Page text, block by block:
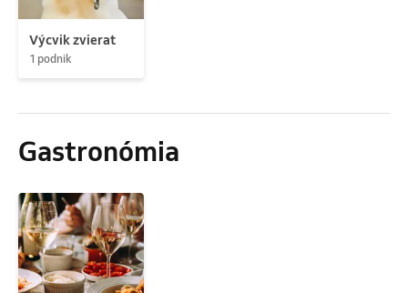
Výcvik zvierat
1 podnik
Gastronómia